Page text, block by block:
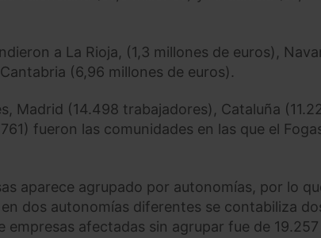
a La Rioja, (1,3 millones de euros),
(6,96 millones de euros).
Madrid (14.498 trabajadores), Cataluña
fueron las comunidades en las que el
aparece agrupado por autonomías, por lo
dos autonomías diferentes se contabiliza
afectadas sin agrupar fue de 19.257